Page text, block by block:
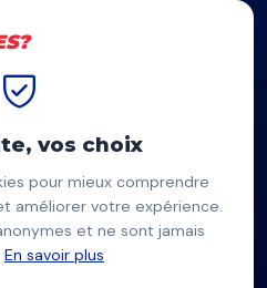
Robinet
vos choix
pour mieux comprendre
améliorer votre expérience.
et ne sont jamais
En savoir plus